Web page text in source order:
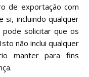
de exportação com
si, incluindo qualquer
pode solicitar que os
não inclui qualquer
manter para fins